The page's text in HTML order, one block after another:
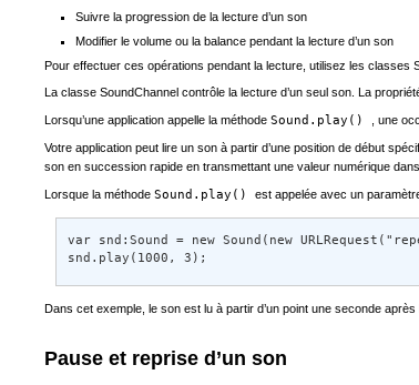
Suivre la progression de la lecture d’un son
Modifier le volume ou la balance pendant la lecture d’un son
Pour effectuer ces opérations pendant la lecture, utilisez les classes
La classe SoundChannel contrôle la lecture d’un seul son. La
Lorsqu’une application appelle la méthode Sound.play() , une
Votre application peut lire un son à partir d’une position de début
son en succession rapide en transmettant une valeur numérique
Lorsque la méthode Sound.play() est appelée avec un
var snd:Sound = new Sound(new
snd.play(1000, 3);
Dans cet exemple, le son est lu à partir d’un point une seconde
Pause et reprise d’un son